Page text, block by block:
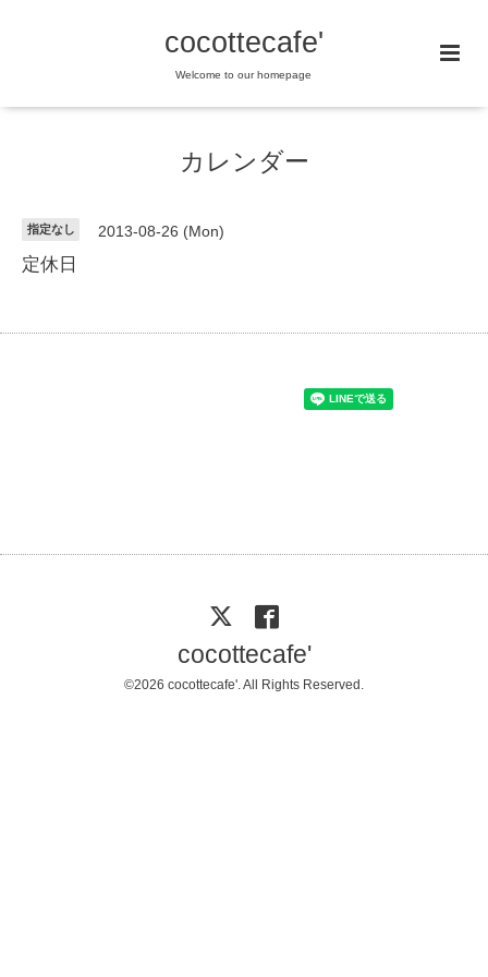
cocottecafe'
Welcome to our homepage
カレンダー
指定なし 2013-08-26 (Mon)
定休日
cocottecafe'
©2026 cocottecafe'. All Rights Reserved.